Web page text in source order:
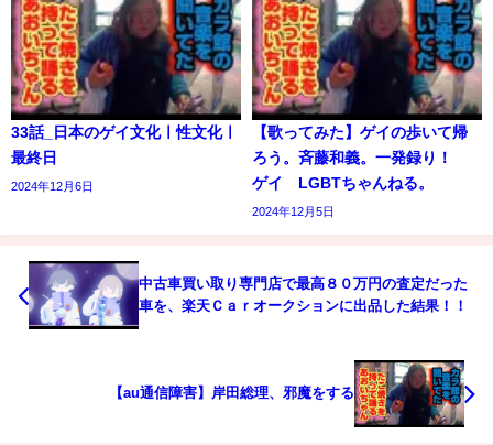
33話_日本のゲイ文化ㅣ性文化ㅣ
最終日
2024年12月6日
【歌ってみた】ゲイの歩いて帰
ろう。斉藤和義。一発録り！
ゲイ LGBTちゃんねる。
2024年12月5日
中古車買い取り専門店で最高８０万円の査定だった
車を、楽天Ｃａｒオークションに出品した結果！！
【au通信障害】岸田総理、邪魔をする